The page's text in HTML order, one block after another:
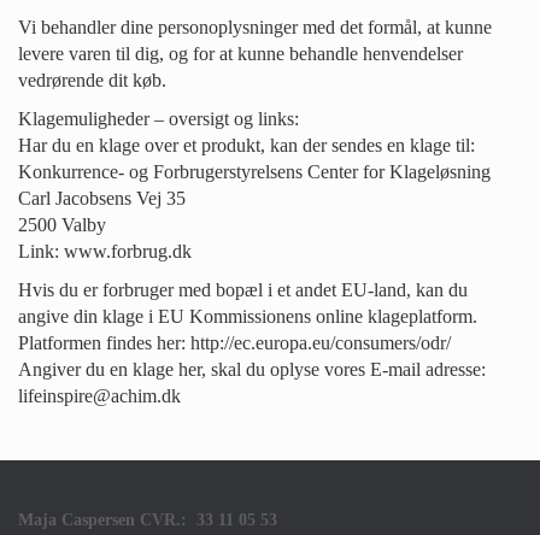
Vi behandler dine personoplysninger med det formål, at kunne
levere varen til dig, og for at kunne behandle henvendelser
vedrørende dit køb.
Klagemuligheder – oversigt og links:
Har du en klage over et produkt, kan der sendes en klage til:
Konkurrence- og Forbrugerstyrelsens Center for Klageløsning
Carl Jacobsens Vej 35
2500 Valby
Link: www.forbrug.dk
Hvis du er forbruger med bopæl i et andet EU-land, kan du
angive din klage i EU Kommissionens online klageplatform.
Platformen findes her: http://ec.europa.eu/consumers/odr/
Angiver du en klage her, skal du oplyse vores E-mail adresse:
lifeinspire@achim.dk
Maja Caspersen CVR.: 33 11 05 53